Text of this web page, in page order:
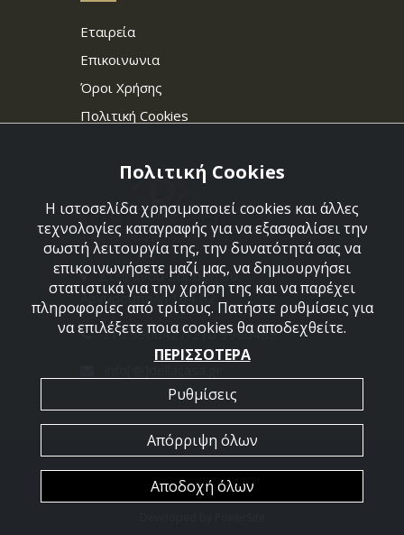
Εταιρεία
Επικοινωνια
Όροι Χρήσης
Πολιτική Cookies
Στεφάνου Σαράφη 36,
Αργυρούπολη 164 52
210 9960427-210 9960489
2026 @ All Rights Reserved - Dellacasa
Πολιτική Cookies
Η ιστοσελίδα χρησιμοποιεί cookies και άλλες
τεχνολογίες καταγραφής για να εξασφαλίσει την
σωστή λειτουργία της, την δυνατότητά σας να
επικοινωνήσετε μαζί μας, να δημιουργήσει
στατιστικά για την χρήση της και να παρέχει
πληροφορίες από τρίτους. Πατήστε ρυθμίσεις για
να επιλέξετε ποια cookies θα αποδεχθείτε.
ΠΕΡΙΣΣΟΤΕΡΑ
Ρυθμίσεις
Απόρριψη όλων
Αποδοχή όλων